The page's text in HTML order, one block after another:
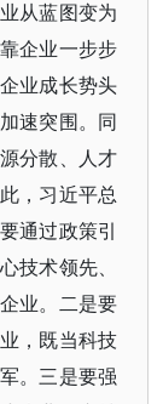
从蓝图变为
企业一步步
业成长势头
速突围。同
分散、人才
，习近平总
通过政策引
技术领先、
业。二是要
，既当科技
。三是要强